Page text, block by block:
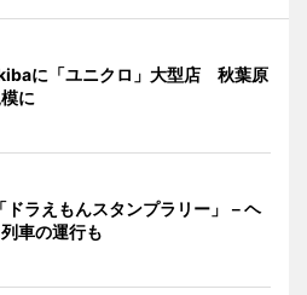
に「ユニクロ」大型店 秋葉原
に
ドラえもんスタンプラリー」－ヘ
車の運行も